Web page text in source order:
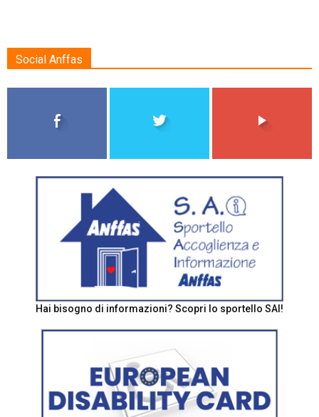
Social Anffas
Hai bisogno di informazioni? Scopri lo sportello SAI!